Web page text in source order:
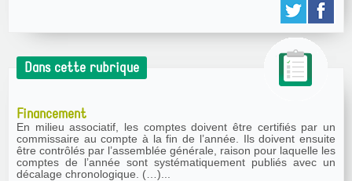
Dans cette rubrique
Financement
En milieu associatif, les comptes doivent être certifiés par un
commissaire au compte à la fin de l’année. Ils doivent ensuite
être contrôlés par l’assemblée générale, raison pour laquelle les
comptes de l’année sont systématiquement publiés avec un
décalage chronologique. (…)...